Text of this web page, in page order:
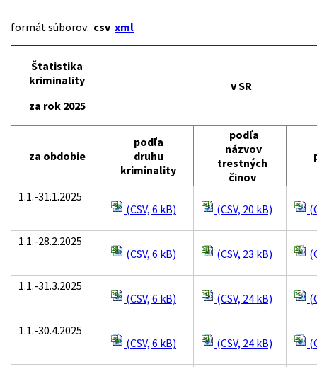
formát súborov: csv xml
Štatistika
kriminality
za rok 2025
v SR
za obdobie
podľa
druhu
kriminality
podľa
názvov
trestných
činov
1.1.-31.1.2025
(CSV, 6 kB)
(CSV, 20 kB)
1.1.-28.2.2025
(CSV, 6 kB)
(CSV, 23 kB)
1.1.-31.3.2025
(CSV, 6 kB)
(CSV, 24 kB)
1.1.-30.4.2025
(CSV, 6 kB)
(CSV, 24 kB)